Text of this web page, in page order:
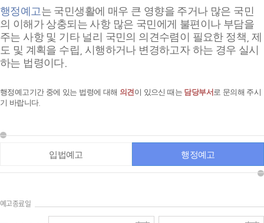
행정예고는 국민생활에 매우 큰 영향을 주거나 많은 국민
의 이해가 상충되는 사항 많은 국민에게 불편이나 부담을
주는 사항 및 기타 널리 국민의 의견수렴이 필요한 정책, 제
도 및 계획을 수립, 시행하거나 변경하고자 하는 경우 실시
하는 법령이다.
행정예고기간 중에 있는 법령에 대해 의견이 있으신 때는 담당부서 로 문의해 주시
기 바랍니다.
입법예고 행정예고
예고종료일